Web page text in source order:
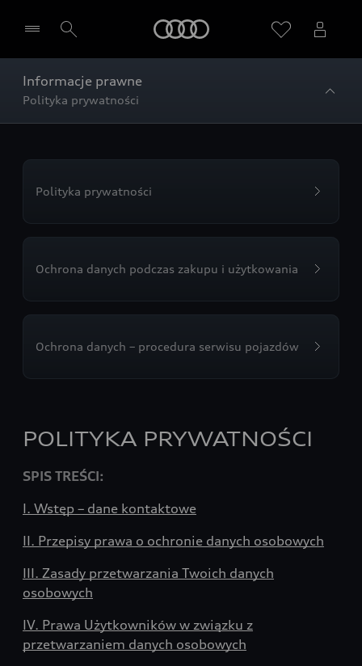
Wybierz Twojego Partnera Audi
Informacje prawne
Polityka prywatności
Polityka prywatności
Ochrona danych podczas zakupu i użytkowania
Ochrona danych – procedura serwisu pojazdów
POLITYKA PRYWATNOŚCI
SPIS TREŚCI:
I. Wstęp – dane kontaktowe
II. Przepisy prawa o ochronie danych osobowych
III. Zasady przetwarzania Twoich danych
osobowych
IV. Prawa Użytkowników w związku z
przetwarzaniem danych osobowych